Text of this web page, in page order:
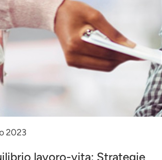
2023
lavoro-vita: Strategie